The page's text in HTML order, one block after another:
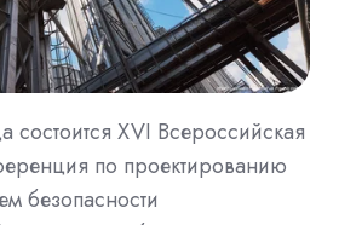
состоится XVI Всероссийская
по проектированию
безопасности